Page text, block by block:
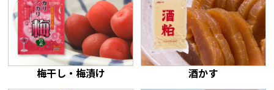
梅干し・梅漬け 酒かす